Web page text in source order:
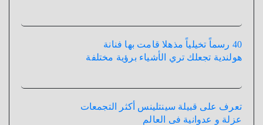
40 رسماً تخيلياً مذهلا قامت بها فنانة
هولندية تجعلك تري الأشياء برؤية مختلفة
تعرف على قبيلة سينتلينس أكثر التجمعات
عزلة و عدوانية فى العالم